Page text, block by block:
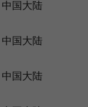
中国大陆
中国大陆
中国大陆